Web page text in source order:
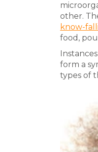
other.
know-
food,
form a
types of